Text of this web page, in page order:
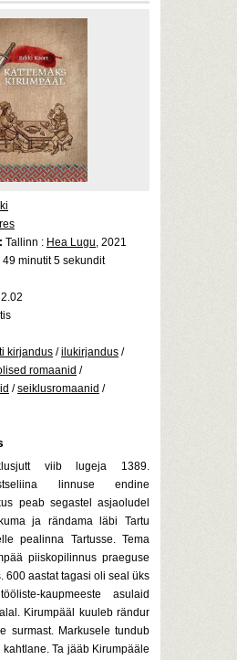
Tallinn : Hea Lugu, 2021
49 minutit 5 sekundit
kirjandus /ilukirjandus /
romaanid /
/seiklusromaanid /
viib lugeja 1389.
linnuse endine
peab segastel asjaoludel
ja rändama läbi Tartu
pealinna Tartusse. Tema
piiskopilinnus praeguse
600 aastat tagasi oli seal üks
kaupmeeste asulaid
Kirumpääl kuuleb rändur
surmast. Markusele tundub
Ta jääb Kirumpääle